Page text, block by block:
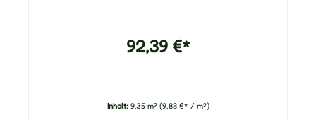
92,39 €*
Inhalt: 9.35 m² (9,88 €* / m²)